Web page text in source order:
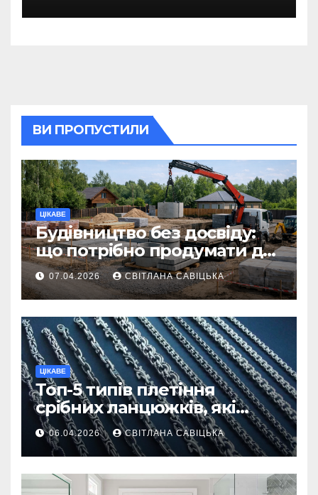
ВИ ПРОПУСТИЛИ
ЦІКАВЕ
Будівництво без досвіду:
що потрібно продумати до
першої доставки на
ділянку
07.04.2026 СВІТЛАНА САВІЦЬКА
ЦІКАВЕ
Топ-5 типів плетіння
срібних ланцюжків, які
вважаються
найнадійнішими
06.04.2026 СВІТЛАНА САВІЦЬКА